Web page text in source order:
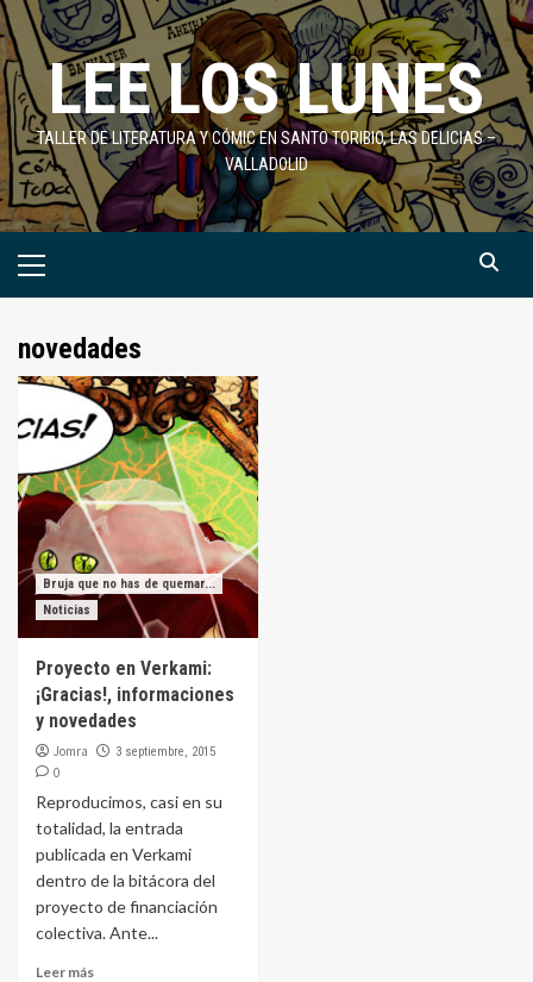
Saltar
al
contenidoLEE LOS LUNES
TALLER DE LITERATURA Y CÓMIC EN SANTO TORIBIO, LAS DELICIAS –
VALLADOLID
Menú
novedades
Bruja que no has de quemar...
Noticias
Proyecto en Verkami:
¡Gracias!, informaciones
y novedades
Jomra 3 septiembre, 2015
0
Reproducimos, casi en su
totalidad, la entrada
publicada en Verkami
dentro de la bitácora del
proyecto de financiación
colectiva. Ante...
Leer más